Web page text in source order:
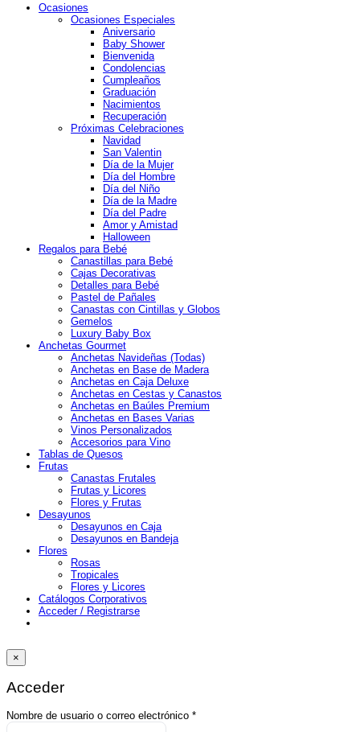
Ocasiones
Ocasiones Especiales
Aniversario
Baby Shower
Bienvenida
Condolencias
Cumpleaños
Graduación
Nacimientos
Recuperación
Próximas Celebraciones
Navidad
San Valentin
Día de la Mujer
Día del Hombre
Día del Niño
Día de la Madre
Día del Padre
Amor y Amistad
Halloween
Regalos para Bebé
Canastillas para Bebé
Cajas Decorativas
Detalles para Bebé
Pastel de Pañales
Canastas con Cintillas y Globos
Gemelos
Luxury Baby Box
Anchetas Gourmet
Anchetas Navideñas (Todas)
Anchetas en Base de Madera
Anchetas en Caja Deluxe
Anchetas en Cestas y Canastos
Anchetas en Baúles Premium
Anchetas en Bases Varias
Vinos Personalizados
Accesorios para Vino
Tablas de Quesos
Frutas
Canastas Frutales
Frutas y Licores
Flores y Frutas
Desayunos
Desayunos en Caja
Desayunos en Bandeja
Flores
Rosas
Tropicales
Flores y Licores
Catálogos Corporativos
Acceder / Registrarse
×
Acceder
Nombre de usuario o correo electrónico *Obligatorio